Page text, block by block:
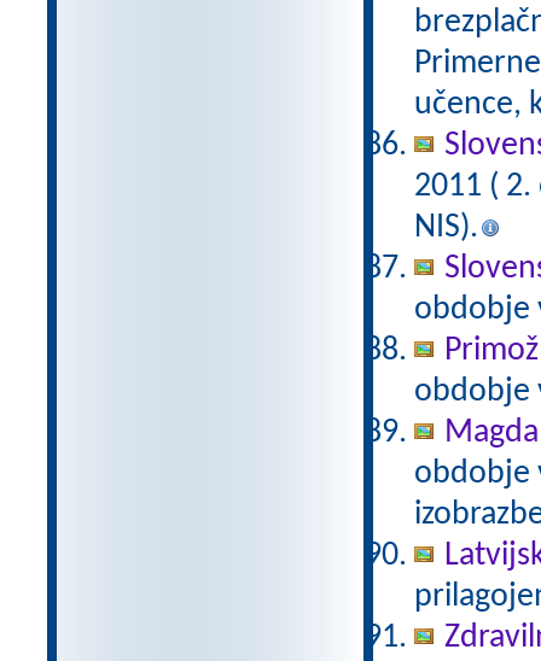
učence,
2011 (
NIS).
obdobje
obdobje
obdobje